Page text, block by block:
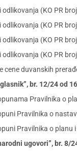
odlikovanja (KO PR
odlikovanja (KO PR
odlikovanja (KO PR
odlikovanja (KO PR
cene duvanskih
br. 12/24 od
Pravilnika o
Pravilnika o
Pravilnika o
ugovori”, br. 8/